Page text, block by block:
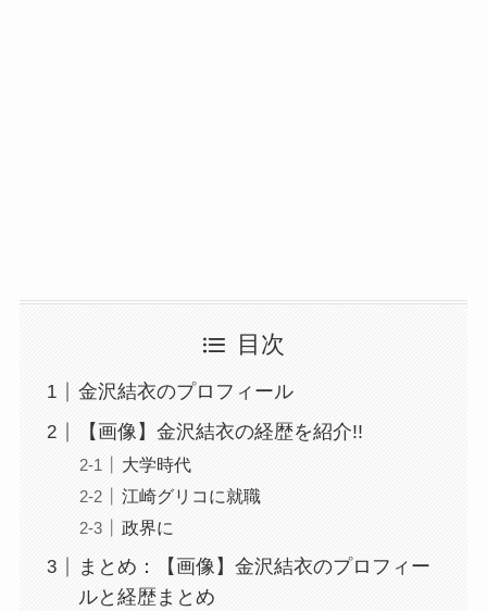
目次
金沢結衣のプロフィール
【画像】金沢結衣の経歴を紹介!!
大学時代
江崎グリコに就職
政界に
まとめ：【画像】金沢結衣のプロフィー
ルと経歴まとめ